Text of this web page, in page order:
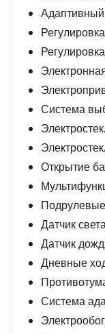
Система
Открытие
Датчик
Датчик
Дневные
Система